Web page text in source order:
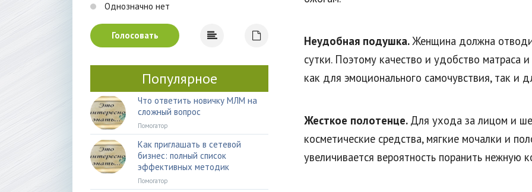
Однозначно нет
Голосовать
Популярное
Что ответить новичку МЛМ на
сложный вопрос
Помогатор
Как приглашать в сетевой
бизнес: полный список
эффективных методик
Помогатор
Неудобная подушка.Женщина должна
сутки. Поэтому качество и удобство матраса
как для эмоционального самочувствия, так и
Жесткое полотенце. Для ухода за лицом и
косметические средства, мягкие мочалки и
увеличивается вероятность поранить нежную